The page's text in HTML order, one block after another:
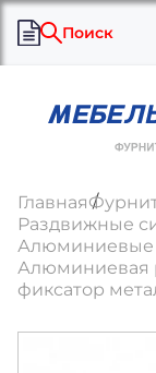
Поиск
Главная
Раздвижные
Алюминиевые
Алюминиевая
фиксатор